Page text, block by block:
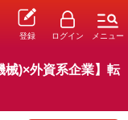
登録 ログイン メニュー
械)×外資系企業】転